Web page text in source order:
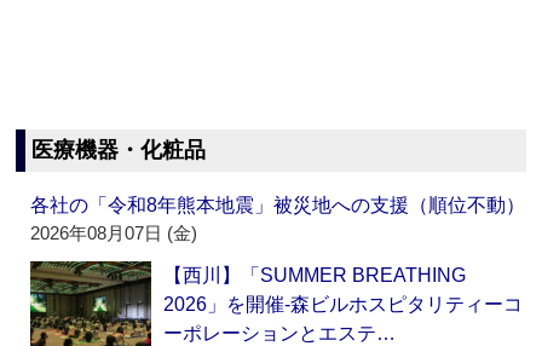
医療機器・化粧品
各社の「令和8年熊本地震」被災地への支援（順位不動）
2026年08月07日 (金)
【西川】「SUMMER BREATHING
2026」を開催‐森ビルホスピタリティーコ
ーポレーションとエステ…